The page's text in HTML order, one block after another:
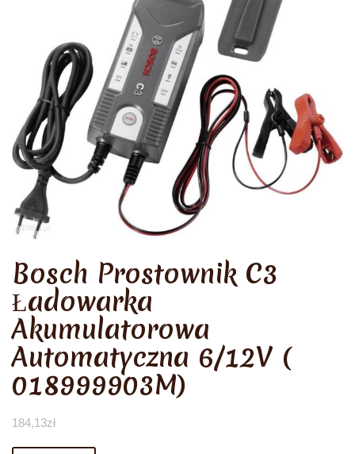
Bosch Prostownik C3
Ładowarka
Akumulatorowa
Automatyczna 6/12V (
018999903M)
184,13zł